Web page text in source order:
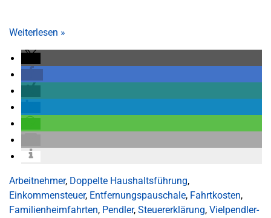
Weiterlesen »
Arbeitnehmer, Doppelte Haushaltsführung,
Einkommensteuer, Entfernungspauschale, Fahrtkosten,
Familienheimfahrten, Pendler, Steuererklärung, Vielpendler-